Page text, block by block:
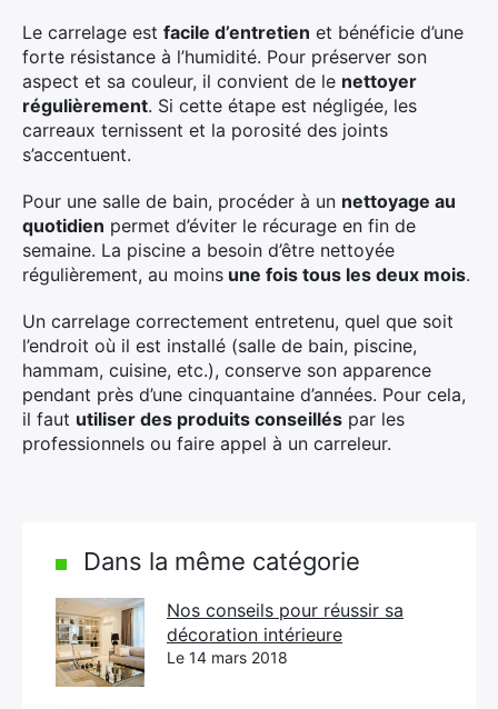
Le carrelage est facile d’entretien et bénéficie d’une
forte résistance à l’humidité. Pour préserver son
aspect et sa couleur, il convient de le nettoyer
régulièrement. Si cette étape est négligée, les
carreaux ternissent et la porosité des joints
s’accentuent.
Pour une salle de bain, procéder à un nettoyage au
quotidien permet d’éviter le récurage en fin de
semaine. La piscine a besoin d’être nettoyée
régulièrement, au moins une fois tous les deux mois.
Un carrelage correctement entretenu, quel que soit
l’endroit où il est installé (salle de bain, piscine,
hammam, cuisine, etc.), conserve son apparence
pendant près d’une cinquantaine d’années. Pour cela,
il faut utiliser des produits conseillés par les
professionnels ou faire appel à un carreleur.
Dans la même catégorie
Nos conseils pour réussir sa
décoration intérieure
Le 14 mars 2018